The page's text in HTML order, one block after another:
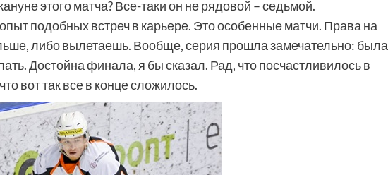
этого матча? Все-таки он не рядовой – седьмой.
подобных встреч в карьере. Это особенные матчи. Права на
либо вылетаешь. Вообще, серия прошла замечательно: была
Достойна финала, я бы сказал. Рад, что посчастливилось в
вот так все в конце сложилось.